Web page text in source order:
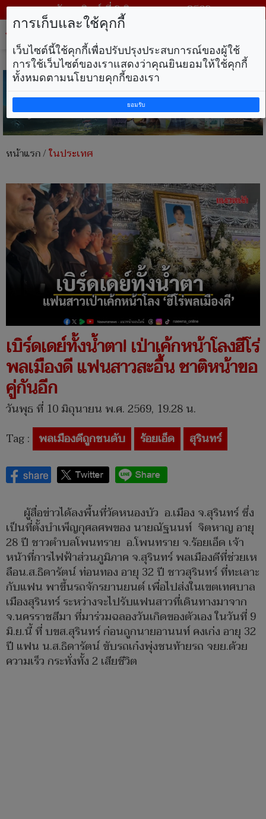
วันอาทิตย์ ที่ 9 สิงหาคม พ.ศ. 2569
หน้าแรก/ในประเทศ
เบิร์ดเดย์ทั้งน้ำตา! เป่าเค้กหน้าโลงฮีโร่
พลเมืองดี แฟนสาวสะอื้น ชาติหน้าขอ
คู่กันอีก
วันพุธ ที่ 10 มิถุนายน พ.ศ. 2569, 19.28 น.
Tag : พลเมืองดีถูกชนดับ ร้อยเอ็ด สุรินทร์
ผู้สื่อข่าวได้ลงพื้นที่วัดหนองบัว อ.เมือง จ.สุรินทร์ ชึ่ง
เป็นที่ตั้งบำเพ็ญกุศลศพของ นายณัฐนนท์ จิตหาญ อายุ
28 ปี ชาวตำบลโพนทราย อ.โพนทราย จ.ร้อยเอ็ด เจ้า
หน้าที่การไฟฟ้าส่วนภูมิภาค จ.สุรินทร์ พลเมืองดีที่ช่วยเห
ลือน.ส.ธิดารัตน์ ท่อนทอง อายุ 32 ปี ชาวสุรินทร์ ที่ทะเลาะ
กับแฟน พาขึ้นรถจักรยานยนต์ เพื่อไปส่งในเขตเทศบาล
เมืองสุรินทร์ ระหว่างจะไปรับแฟนสาวที่เดินทางมาจาก
จ.นครราชสีมา ที่มาร่วมฉลองวันเกิดของตัวเอง ในวันที่ 9
มิ.ย.นี้ ที่ บขส.สุรินทร์ ก่อนถูกนายอานนท์ คงเก่ง อายุ 32
ปี แฟน น.ส.ธิดารัตน์ ขับรถเก๋งพุ่งชนท้ายรถ จยย.ด้วย
ความเร็ว กระทั่งทั้ง 2 เสียชีวิต
การเก็บและใช้คุกกี้
เว็บไซต์นี้ใช้คุกกี้เพื่อปรับปรุงประสบการณ์ของผู้ใช้
การใช้เว็บไซต์ของเราแสดงว่าคุณยินยอมให้ใช้คุกกี้
ทั้งหมดตามนโยบายคุกกี้ของเรา
ยอมรับ